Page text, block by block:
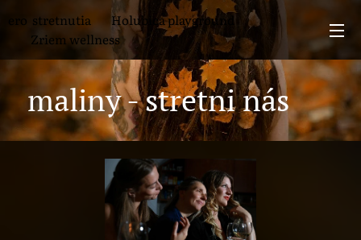
ero stretnutia 🕊 Holubica playground
🍎 Zriem wellness
maliny - stretni nás 🍓